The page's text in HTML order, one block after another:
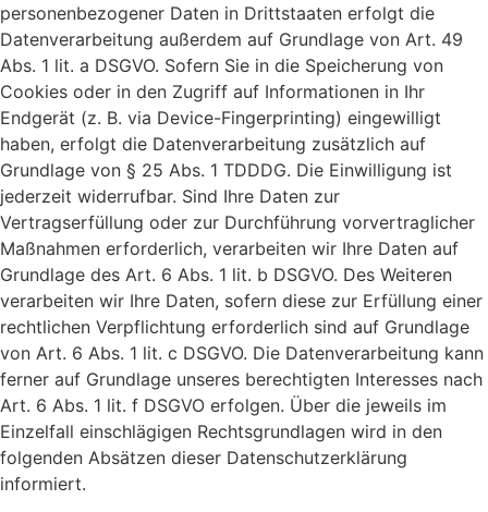
personenbezogener Daten in Drittstaaten erfolgt die
Datenverarbeitung außerdem auf Grundlage von Art. 49
Abs. 1 lit. a DSGVO. Sofern Sie in die Speicherung von
Cookies oder in den Zugriff auf Informationen in Ihr
Endgerät (z. B. via Device-Fingerprinting) eingewilligt
haben, erfolgt die Datenverarbeitung zusätzlich auf
Grundlage von § 25 Abs. 1 TDDDG. Die Einwilligung ist
jederzeit widerrufbar. Sind Ihre Daten zur
Vertragserfüllung oder zur Durchführung vorvertraglicher
Maßnahmen erforderlich, verarbeiten wir Ihre Daten auf
Grundlage des Art. 6 Abs. 1 lit. b DSGVO. Des Weiteren
verarbeiten wir Ihre Daten, sofern diese zur Erfüllung einer
rechtlichen Verpflichtung erforderlich sind auf Grundlage
von Art. 6 Abs. 1 lit. c DSGVO. Die Datenverarbeitung kann
ferner auf Grundlage unseres berechtigten Interesses nach
Art. 6 Abs. 1 lit. f DSGVO erfolgen. Über die jeweils im
Einzelfall einschlägigen Rechtsgrundlagen wird in den
folgenden Absätzen dieser Datenschutzerklärung
informiert.